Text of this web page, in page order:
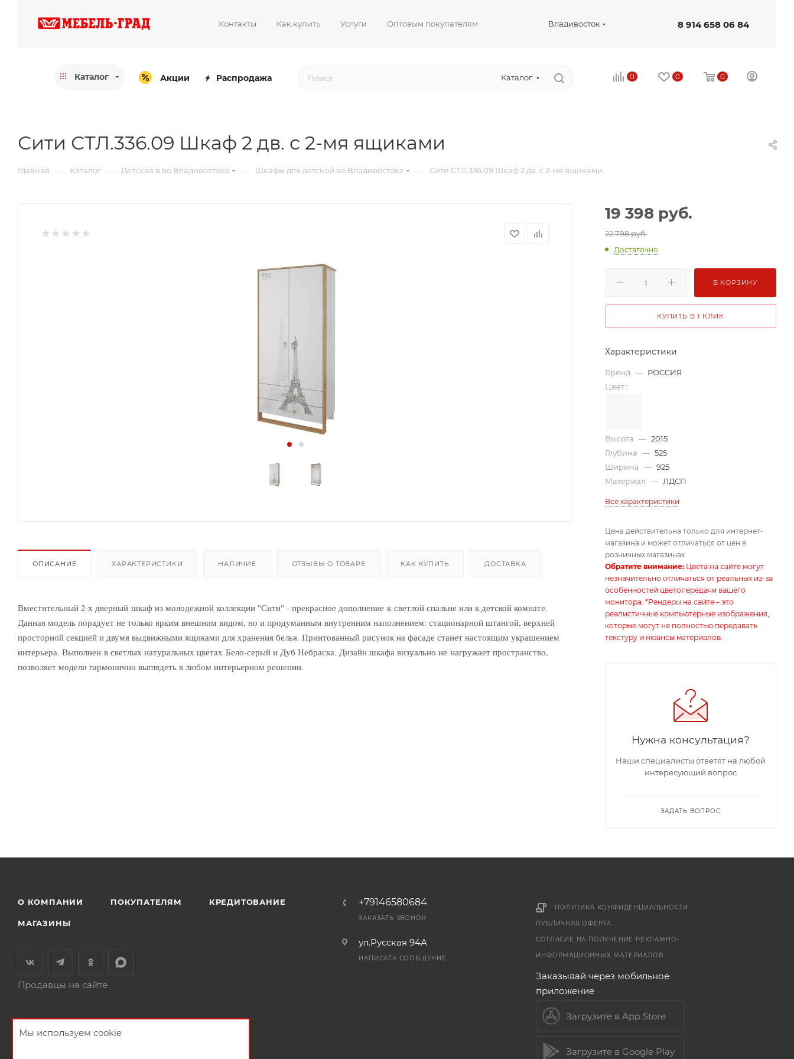
Контакты Как купить Услуги Оптовым покупателям Владивосток 8 914 658 06 84
Каталог Акции Распродажа Каталог 0 0 0
Сити СТЛ.336.09 Шкаф 2 дв. с 2-мя ящиками
Главная — Каталог — Детская в во Владивостоке — Шкафы для детской во Владивостоке — Сити СТЛ.336.09 Шкаф 2 дв. с 2-мя ящиками
ОПИСАНИЕ ХАРАКТЕРИСТИКИ НАЛИЧИЕ ОТЗЫВЫ О ТОВАРЕ КАК КУПИТЬ ДОСТАВКА
Вместительный 2-х дверный шкаф из молодежной коллекции "Сити" - прекрасное дополнение к светлой спальне или к детской комнате.
Данная модель порадует не только ярким внешним видом, но и продуманным внутренним наполнением: стационарной штангой, верхней
просторной секцией и двумя выдвижными ящиками для хранения белья. Принтованный рисунок на фасаде станет настоящим украшением
интерьера. Выполнен в светлых натуральных цветах Бело-серый и Дуб Небраска. Дизайн шкафа визуально не нагружает пространство,
позволяет модели гармонично выглядеть в любом интерьерном решении.
19 398 руб.
22 798 руб.
Достаточно
В КОРЗИНУ
КУПИТЬ В 1 КЛИК
Характеристики
Бренд — РОССИЯ
Цвет :
Высота — 2015
Глубина — 525
Ширина — 925
Материал — ЛДСП
Все характеристики
Цена действительна только для интернет-
магазина и может отличаться от цен в
розничных магазинах
Обратите внимание: Цвета на сайте могут
незначительно отличаться от реальных из-за
особенностей цветопередачи вашего
монитора. *Рендеры на сайте – это
реалистичные компьютерные изображения,
которые могут не полностью передавать
текстуру и нюансы материалов.
Нужна консультация?
Наши специалисты ответят на любой
интересующий вопрос
ЗАДАТЬ ВОПРОС
О КОМПАНИИ ПОКУПАТЕЛЯМ КРЕДИТОВАНИЕ
МАГАЗИНЫ
Продавцы на сайте
+79146580684
ЗАКАЗАТЬ ЗВОНОК
ул.Русская 94А
НАПИСАТЬ СООБЩЕНИЕ
ПОЛИТИКА КОНФИДЕНЦИАЛЬНОСТИ
ПУБЛИЧНАЯ ОФЕРТА
СОГЛАСИЕ НА ПОЛУЧЕНИЕ РЕКЛАМНО-
ИНФОРМАЦИОННЫХ МАТЕРИАЛОВ
Заказывай через мобильное
приложение
Загрузите в App Store
Загрузите в Google Play
Мы используем cookie